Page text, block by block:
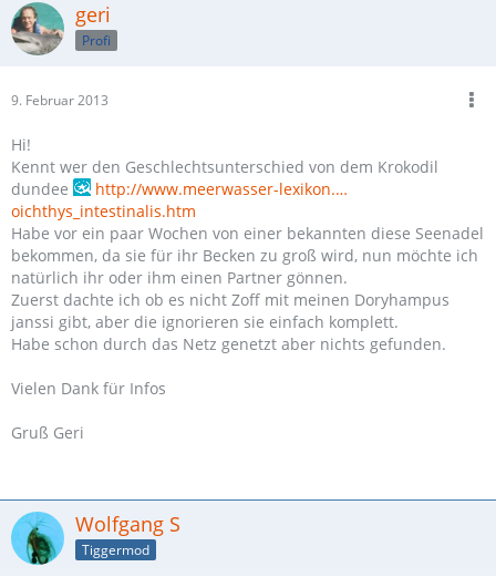
geri
Profi
9. Februar 2013
Hi!
Kennt wer den Geschlechtsunterschied von dem Krokodil
dundee
http://www.meerwasser-lexikon.…
oichthys_intestinalis.htm
Habe vor ein paar Wochen von einer bekannten diese Seenadel
bekommen, da sie für ihr Becken zu groß wird, nun möchte ich
natürlich ihr oder ihm einen Partner gönnen.
Zuerst dachte ich ob es nicht Zoff mit meinen Doryhampus
janssi gibt, aber die ignorieren sie einfach komplett.
Habe schon durch das Netz genetzt aber nichts gefunden.
Vielen Dank für Infos
Gruß Geri
Wolfgang S
Tiggermod